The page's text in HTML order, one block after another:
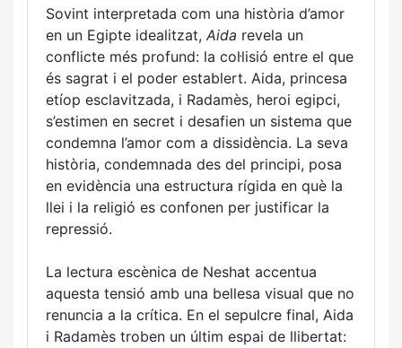
Sovint interpretada com una història d’amor
en un Egipte idealitzat, Aida revela un
conflicte més profund: la col·lisió entre el que
és sagrat i el poder establert. Aida, princesa
etíop esclavitzada, i Radamès, heroi egipci,
s’estimen en secret i desafien un sistema que
condemna l’amor com a dissidència. La seva
història, condemnada des del principi, posa
en evidència una estructura rígida en què la
llei i la religió es confonen per justificar la
repressió.
La lectura escènica de Neshat accentua
aquesta tensió amb una bellesa visual que no
renuncia a la crítica. En el sepulcre final, Aida
i Radamès troben un últim espai de llibertat: